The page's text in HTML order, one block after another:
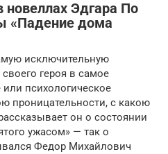
новеллах Эдгара По
«Падение дома
исклю­чительную
героя в самое
психологическое
проницательности, с какою
он о состоянии
ужасом» — так о
Федор Михайлович